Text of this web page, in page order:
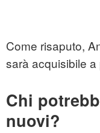
Come risaputo,
sarà acquisibile
Chi
nuovi?